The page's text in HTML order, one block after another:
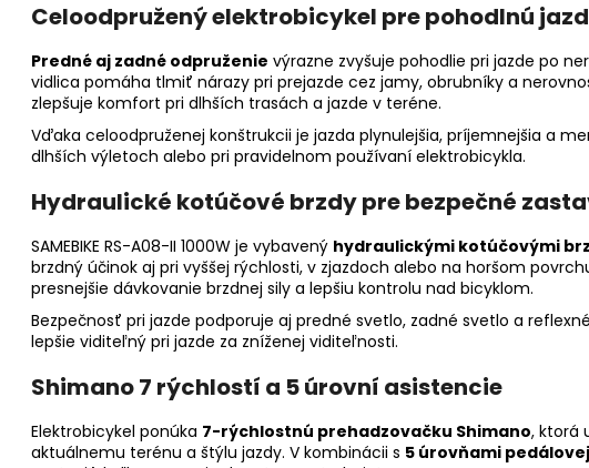
Celoodpružený elektrobicykel pre pohodlnú
Predné aj zadné odpruženie výrazne zvyšuje pohodlie pri jazde po
vidlica pomáha tlmiť nárazy pri prejazde cez jamy, obrubníky a
zlepšuje komfort pri dlhších trasách a jazde v teréne.
Vďaka celoodpruženej konštrukcii je jazda plynulejšia, príjemnejšia a
dlhších výletoch alebo pri pravidelnom používaní elektrobicykla.
Hydraulické kotúčové brzdy pre bezpečné
SAMEBIKE RS-A08-II 1000W je vybavený hydraulickými kotúčovými
brzdný účinok aj pri vyššej rýchlosti, v zjazdoch alebo na horšom
presnejšie dávkovanie brzdnej sily a lepšiu kontrolu nad bicyklom.
Bezpečnosť pri jazde podporuje aj predné svetlo, zadné svetlo a
lepšie viditeľný pri jazde za zníženej viditeľnosti.
Shimano 7 rýchlostí a 5 úrovní asistencie
Elektrobicykel ponúka 7-rýchlostnú prehadzovačku Shimano, ktorá
aktuálnemu terénu a štýlu jazdy. V kombinácii s 5 úrovňami